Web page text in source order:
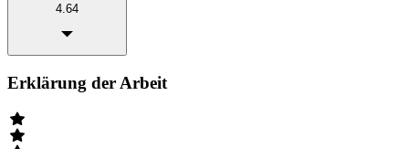
4.64
Erklärung der Arbeit